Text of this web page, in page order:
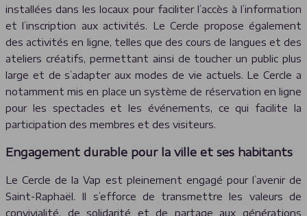
installées dans les locaux pour faciliter l’accès à l’information
et l’inscription aux activités. Le Cercle propose également
des activités en ligne, telles que des cours de langues et des
ateliers créatifs, permettant ainsi de toucher un public plus
large et de s’adapter aux modes de vie actuels. Le Cercle a
notamment mis en place un système de réservation en ligne
pour les spectacles et les événements, ce qui facilite la
participation des membres et des visiteurs.
Engagement durable pour la ville et ses habitants
Le Cercle de la Vap est pleinement engagé pour l’avenir de
Saint-Raphaël. Il s’efforce de transmettre les valeurs de
convivialité, de solidarité et de partage aux générations